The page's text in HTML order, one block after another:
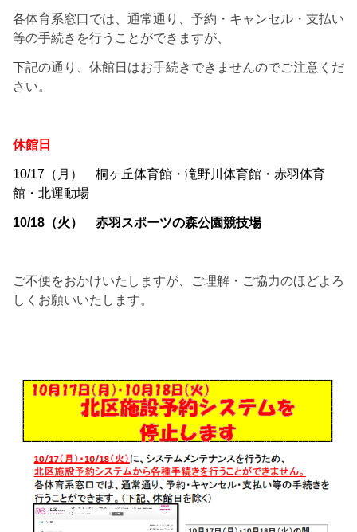
各体育系窓口では、通常通り、予約・キャンセル・支払い
等の手続きを行うことができますが、
下記の通り、休館日はお手続きできませんのでご注意くだ
さい。
休館日
10/17（月） 桐ヶ丘体育館・滝野川体育館・赤羽体育
館・北運動場
10/18（火） 赤羽スポーツの森公園競技場
ご不便をおかけいたしますが、ご理解・ご協力のほどよろ
しくお願いいたします。